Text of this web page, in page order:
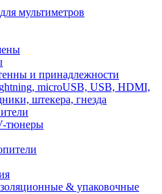
мультиметров
и принадлежности
microUSB, USB, HDMI,
штекера, гнезда
тюнеры
& упаковочные